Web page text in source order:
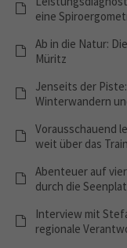
eine
Ab in die Natur:
Müritz
Jenseits der
Winterwandern
Vorausschauend
weit über das
Abenteuer auf
durch die
Interview mit
regionale